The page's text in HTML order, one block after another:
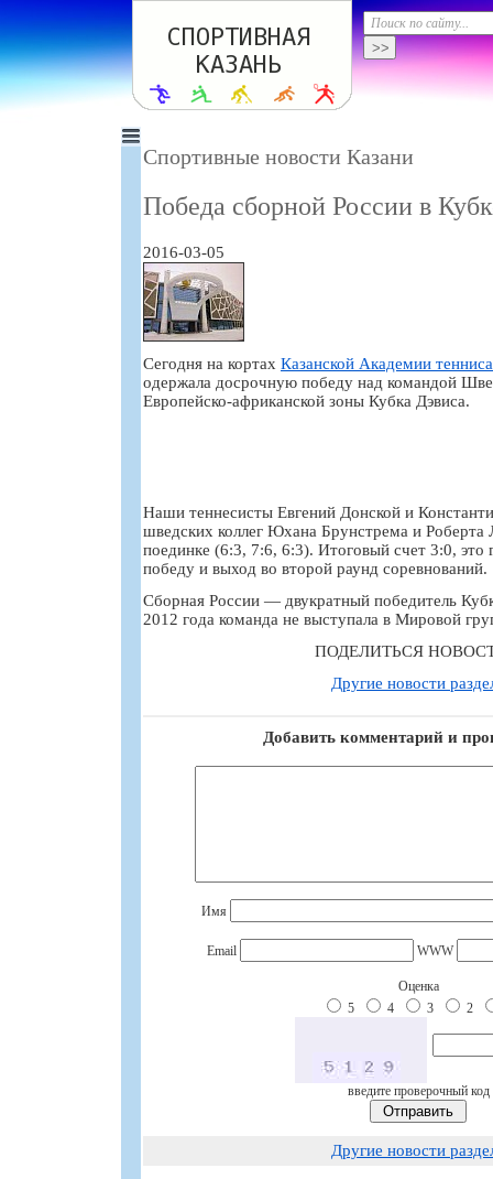
Спортивные новости Казани
Победа сборной России в
2016-03-05
Сегодня на кортах Казанской Академии тенниса
одержала досрочную победу над командой
Европейско-африканской зоны Кубка Дэвиса.
Наши теннесисты Евгений Донской и
шведских коллег Юхана Брунстрема и Роберта
поединке (6:3, 7:6, 6:3). Итоговый счет 3:0, это
победу и выход во второй раунд соревнований.
Сборная России — двукратный победитель
2012 года команда не выступала в Мировой
ПОДЕЛИТЬСЯ
Другие новости
Добавить комментарий и
Имя
Email WWW
Оценка
5
4 3 2
введите проверочный код
Другие новости